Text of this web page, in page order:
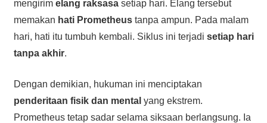
mengirim elang raksasasetiap hari. Elang tersebut
memakan hati Prometheustanpa ampun. Pada malam
hari, hati itu tumbuh kembali. Siklus ini terjadi setiap hari
tanpa akhir.
Dengan demikian, hukuman ini menciptakan
penderitaan fisik dan mental yang ekstrem.
Prometheus tetap sadar selama siksaan berlangsung. Ia